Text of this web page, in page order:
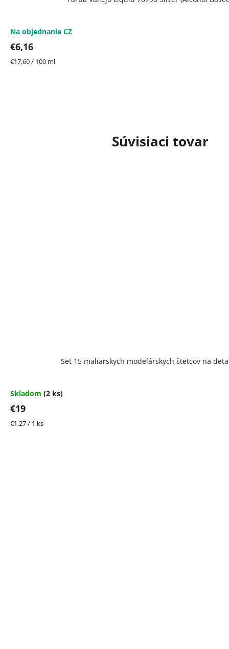
Súvisiaci tovar
Set 15 maliarskych modelárskych štetcov na
Skladom (2 ks)
€19
Jednotková
€1,27 / 1 ks
Na objednanie CZ
€6,16
Jednotková
€17,60 / 100 ml